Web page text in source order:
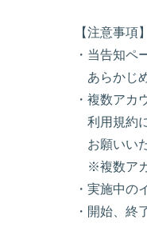
【注意事項】
・当告知ペ
あらかじ
・複数アカ
利用規約
お願いい
※複数アカ
・実施中の
・開始、終